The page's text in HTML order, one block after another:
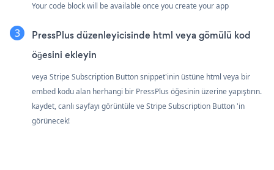
Your code block will be available once you create your app
PressPlus düzenleyicisinde html veya gömülü kod
öğesini ekleyin
veya Stripe Subscription Button snippet'inin üstüne html veya bir
embed kodu alan herhangi bir PressPlus öğesinin üzerine yapıştırın.
kaydet, canlı sayfayı görüntüle ve Stripe Subscription Button 'in
görünecek!